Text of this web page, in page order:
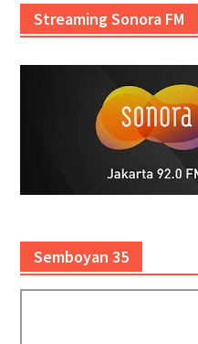
Streaming Sonora FM
Semboyan 35